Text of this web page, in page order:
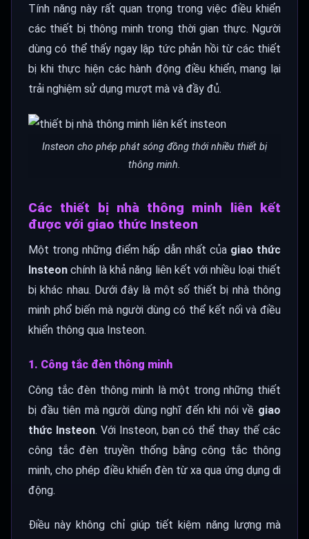
Tính năng này rất quan trọng trong việc điều khiển
các thiết bị thông minh trong thời gian thực. Người
dùng có thể thấy ngay lập tức phản hồi từ các thiết
bị khi thực hiện các hành động điều khiển, mang lại
trải nghiệm sử dụng mượt mà và đầy đủ.
Insteon cho phép phát sóng đồng thới nhiều thiết bị
thông minh.
Các thiết bị nhà thông minh liên kết
được với giao thức Insteon
Một trong những điểm hấp dẫn nhất của giao thức
Insteon chính là khả năng liên kết với nhiều loại thiết
bị khác nhau. Dưới đây là một số thiết bị nhà thông
minh phổ biến mà người dùng có thể kết nối và điều
khiển thông qua Insteon.
1. Công tắc đèn thông minh
Công tắc đèn thông minh là một trong những thiết
bị đầu tiên mà người dùng nghĩ đến khi nói về giao
thức Insteon. Với Insteon, bạn có thể thay thế các
công tắc đèn truyền thống bằng công tắc thông
minh, cho phép điều khiển đèn từ xa qua ứng dụng di
động.
Điều này không chỉ giúp tiết kiệm năng lượng mà